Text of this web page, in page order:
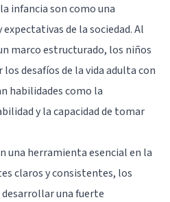
infancia son como una
de la sociedad. Al
marco estructurado, los niños
desafíos de la vida adulta con
habilidades como la
y la capacidad de tomar
una herramienta esencial en la
claros y consistentes, los
desarrollar una fuerte